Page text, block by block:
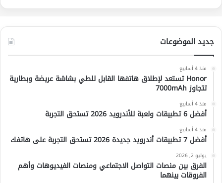
جديد الموضوعات
منذ 4 أسابيع
Honor تستعد لإطلاق هاتفها القابل للطي بشاشة عريضة وبطارية
تتجاوز 7000mAh
منذ 4 أسابيع
أفضل 6 تطبيقات ولعبة للأندرويد 2026 تستحق التجربة
منذ 4 أسابيع
أفضل 7 تطبيقات أندرويد جديدة 2026 تستحق التجربة على هاتفك
يوليو 2, 2026
الفرق بين منصات التواصل الاجتماعي ومنصات الفيديوهات وأهم
الفروقات بينهما